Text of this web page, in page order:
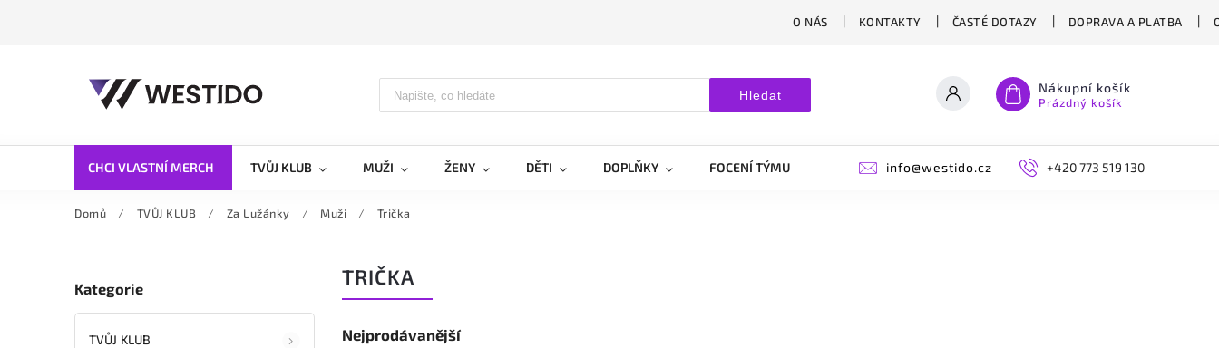
O NÁS KONTAKTY ČASTÉ DOTAZY DOPRAVA A PLATBA
Hledat Nákupní košík
Prázdný košík
CHCI VLASTNÍ MERCH TVŮJ KLUB MUŽI ŽENY DĚTI DOPLŇKY FOCENÍ TÝMU +420 773 519 130
info@westido.cz
Domů / TVŮJ KLUB / Za Lužánky / Muži / Trička
Kategorie
TVŮJ KLUB
TRIČKA
Nejprodávanější